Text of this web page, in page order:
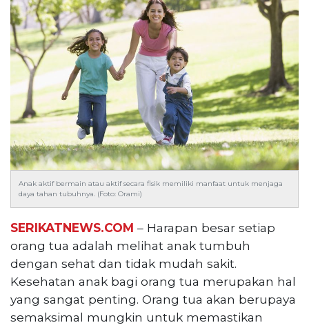
Copyright
©
2026
serikatnews.com
Allright
Reserved
CONTACT
US
Centennial
Tower,
Level
Jl.
Jenderal
Gatot
Subroto,
No.
27,
Setiabudi,
Anak aktif bermain atau aktif secara fisik memiliki manfaat untuk menjaga
daya tahan tubuhnya. (Foto: Orami)
SERIKATNEWS.COM – Harapan besar setiap
orang tua adalah melihat anak tumbuh
dengan sehat dan tidak mudah sakit.
Kesehatan anak bagi orang tua merupakan hal
yang sangat penting. Orang tua akan berupaya
semaksimal mungkin untuk memastikan